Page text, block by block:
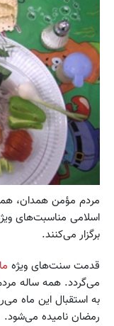
مردم مؤمن همدان،
اسلامی مناسبت‌های
برگزار می‌کنند.
قدمت سنت‌های ویژه
می‌گردد. همه ساله
به استقبال این ماه
رمضان نامیده می‌شود.